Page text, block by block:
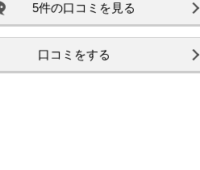
5件の口コミを見る
口コミをする